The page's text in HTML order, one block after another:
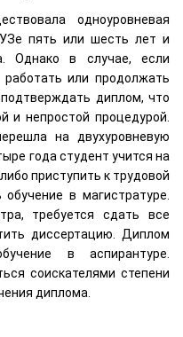
одноуровневая
пять или шесть лет и
Однако в случае, если
работать или продолжать
диплом, что
и непростой процедурой.
на двухуровневую
года студент учится на
приступить к трудовой
в магистратуре.
требуется сдать все
диссертацию. Диплом
в аспирантуре.
соискателями степени
диплома.